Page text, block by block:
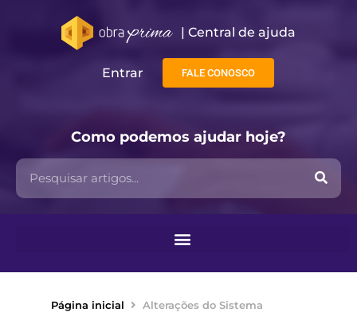
| Central de ajuda​
Entrar FALE CONOSCO
Como podemos ajudar hoje?
Página inicial Alterações do Sistema